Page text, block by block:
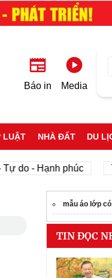
Báo in Media
LUẬT NHÀ ĐẤT DU
- Hạnh phúc Tôi
mẫu áo lớp
TIN ĐỌC